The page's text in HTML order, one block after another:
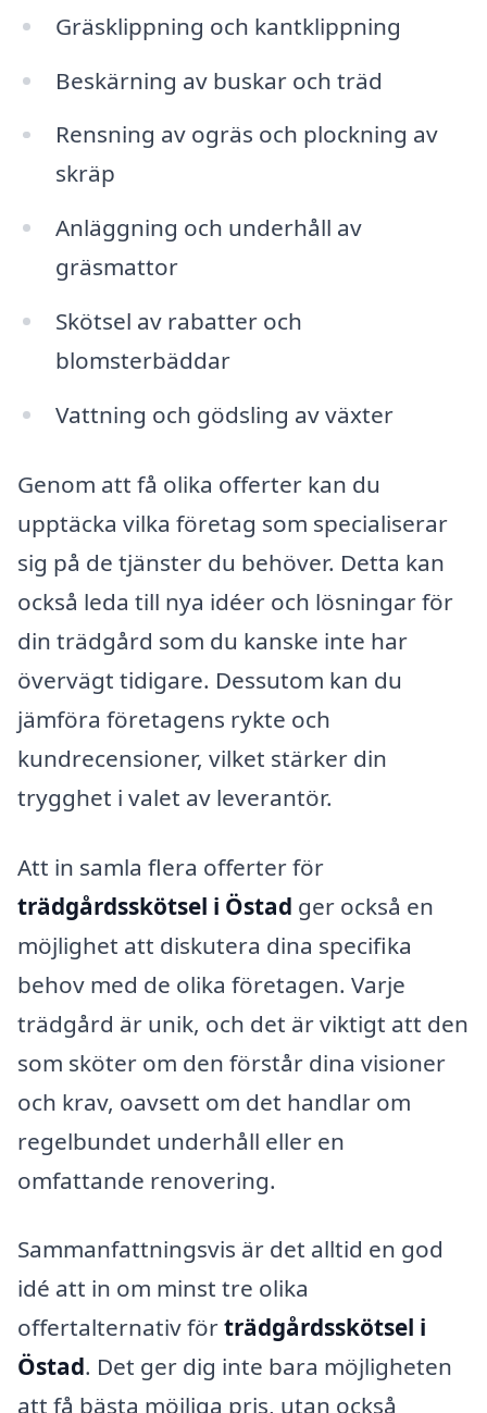
Gräsklippning och kantklippning
Beskärning av buskar och träd
Rensning av ogräs och plockning av
skräp
Anläggning och underhåll av
gräsmattor
Skötsel av rabatter och
blomsterbäddar
Vattning och gödsling av växter
Genom att få olika offerter kan du
upptäcka vilka företag som specialiserar
sig på de tjänster du behöver. Detta kan
också leda till nya idéer och lösningar för
din trädgård som du kanske inte har
övervägt tidigare. Dessutom kan du
jämföra företagens rykte och
kundrecensioner, vilket stärker din
trygghet i valet av leverantör.
Att in samla flera offerter för
trädgårdsskötsel i Östad ger också en
möjlighet att diskutera dina specifika
behov med de olika företagen. Varje
trädgård är unik, och det är viktigt att den
som sköter om den förstår dina visioner
och krav, oavsett om det handlar om
regelbundet underhåll eller en
omfattande renovering.
Sammanfattningsvis är det alltid en god
idé att in om minst tre olika
offertalternativ förträdgårdsskötsel i
Östad. Det ger dig inte bara möjligheten
att få bästa möjliga pris, utan också